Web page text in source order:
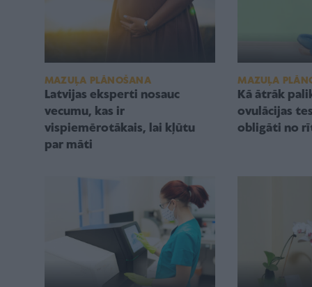
MAZUĻA PLĀNOŠANA
Latvijas eksperti nosauc
vecumu, kas ir
vispiemērotākais, lai kļūtu
par māti
MAZUĻA
Kā ātrāk
ovulācijas
obligāti no